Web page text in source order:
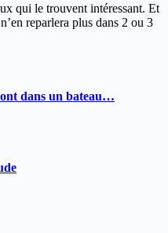
qui le trouvent intéressant. Et
reparlera plus dans 2 ou 3
dans un bateau…